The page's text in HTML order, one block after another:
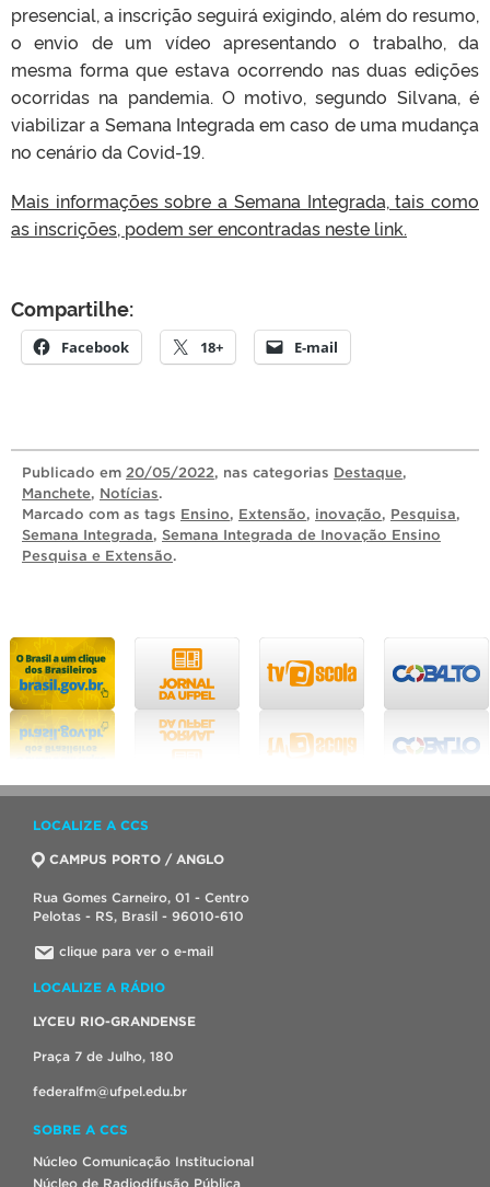
presencial, a inscrição seguirá exigindo, além do resumo,
o envio de um vídeo apresentando o trabalho, da
mesma forma que estava ocorrendo nas duas edições
ocorridas na pandemia. O motivo, segundo Silvana, é
viabilizar a Semana Integrada em caso de uma mudança
no cenário da Covid-19.
Mais informações sobre a Semana Integrada, tais como
as inscrições, podem ser encontradas neste link.
Compartilhe:
Facebook 18+ E-mail
Publicado em 20/05/2022, nas categorias Destaque,
Manchete, Notícias.
Marcado com as tags Ensino, Extensão, inovação, Pesquisa,
Semana Integrada, Semana Integrada de Inovação Ensino
Pesquisa e Extensão.
LOCALIZE A CCS
CAMPUS PORTO / ANGLO
Rua Gomes Carneiro, 01 - Centro
Pelotas - RS, Brasil - 96010-610
clique para ver o e-mail
LOCALIZE A RÁDIO
LYCEU RIO-GRANDENSE
Praça 7 de Julho, 180
federalfm@ufpel.edu.br
SOBRE A CCS
Núcleo Comunicação Institucional
Núcleo de Radiodifusão Pública